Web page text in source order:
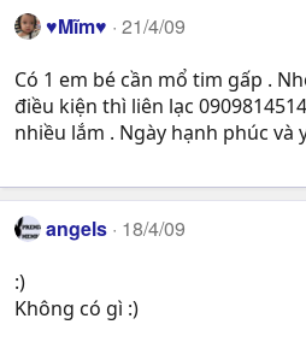
♥Mĩm♥ 21/4/09
Có 1 em bé cần mổ tim gấp .
điều kiện thì liên lạc
nhiều lắm . Ngày hạnh phúc và
angels 18/4/09
:)
Không có gì :)